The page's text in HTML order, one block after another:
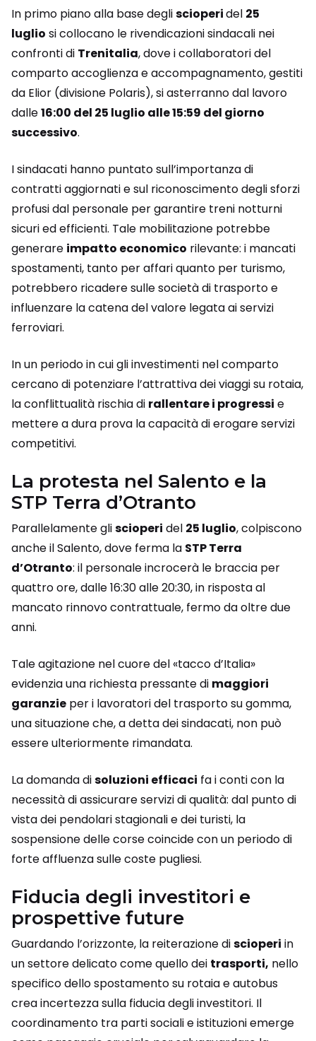
In primo piano alla base degliscioperidel 25
luglio si collocano le rivendicazioni sindacali nei
confronti di Trenitalia, dove i collaboratori del
comparto accoglienza e accompagnamento, gestiti
da Elior (divisione Polaris), si asterranno dal lavoro
dalle16:00 del 25 luglio alle 15:59 del giorno
successivo.
I sindacati hanno puntato sull’importanza di
contratti aggiornati e sul riconoscimento degli sforzi
profusi dal personale per garantire treni notturni
sicuri ed efficienti. Tale mobilitazione potrebbe
generare impatto economico rilevante: i mancati
spostamenti, tanto per affari quanto per turismo,
potrebbero ricadere sulle società di trasporto e
influenzare la catena del valore legata ai servizi
ferroviari.
In un periodo in cui gli investimenti nel comparto
cercano di potenziare l’attrattiva dei viaggi su rotaia,
la conflittualità rischia di rallentare i progressi e
mettere a dura prova la capacità di erogare servizi
competitivi.
La protesta nel Salento e la
STP Terra d’Otranto
Parallelamente gliscioperi del 25 luglio, colpiscono
anche il Salento, dove ferma la STP Terra
d’Otranto: il personale incrocerà le braccia per
quattro ore, dalle 16:30 alle 20:30, in risposta al
mancato rinnovo contrattuale, fermo da oltre due
anni.
Tale agitazione nel cuore del «tacco d’Italia»
evidenzia una richiesta pressante di maggiori
garanzie per i lavoratori del trasporto su gomma,
una situazione che, a detta dei sindacati, non può
essere ulteriormente rimandata.
La domanda disoluzioni efficaci fa i conti con la
necessità di assicurare servizi di qualità: dal punto di
vista dei pendolari stagionali e dei turisti, la
sospensione delle corse coincide con un periodo di
forte affluenza sulle coste pugliesi.
Fiducia degli investitori e
prospettive future
Guardando l’orizzonte, la reiterazione discioperi in
un settore delicato come quello dei trasporti, nello
specifico dello spostamento su rotaia e autobus
crea incertezza sulla fiducia degli investitori. Il
coordinamento tra parti sociali e istituzioni emerge